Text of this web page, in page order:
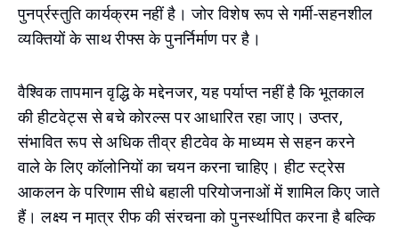
पुनर्प्रस्तुति कार्यक्रम नहीं है। जोर विशेष रूप से गर्मी-सहनशील
व्यक्तियों के साथ रीफ्स के पुनर्निर्माण पर है।
वैश्विक तापमान वृद्धि के मद्देनजर, यह पर्याप्त नहीं है कि भूतकाल
की हीटवेट्स से बचे कोरल्स पर आधारित रहा जाए। उप्तर,
संभावित रूप से अधिक तीव्र हीटवेव के माध्यम से सहन करने
वाले के लिए कॉलोनियों का चयन करना चाहिए। हीट स्ट्रेस
आकलन के परिणाम सीधे बहाली परियोजनाओं में शामिल किए जाते
हैं। लक्ष्य न मा़त्र रीफ की संरचना को पुनर्स्थापित करना है बल्कि